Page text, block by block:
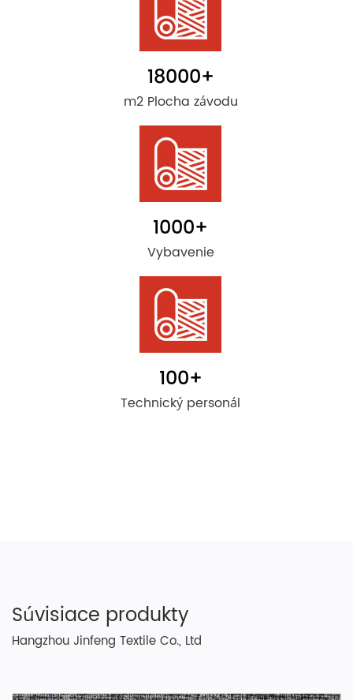
18000+
m2 Plocha závodu
1000+
Vybavenie
100+
Technický personál
Súvisiace produkty
Hangzhou Jinfeng Textile Co., Ltd